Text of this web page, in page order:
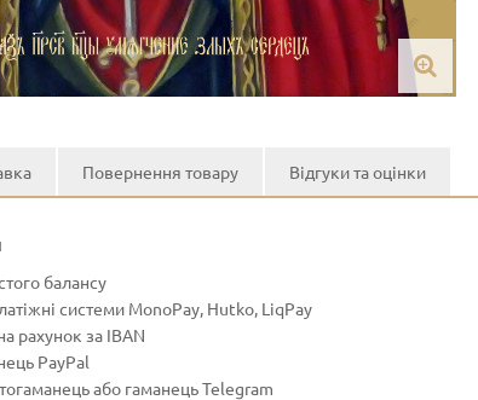
Повернення товару Відгуки та оцінки
балансу
системи MonoPay, Hutko, LiqPay
рахунок за IBAN
PayPal
або гаманець Telegram